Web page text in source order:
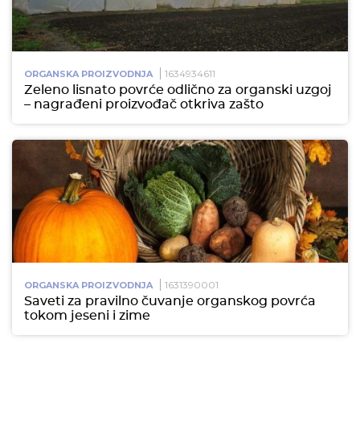
ORGANSKA PROIZVODNJA 1634934611
Zeleno lisnato povrće odlično za organski uzgoj
– nagrađeni proizvođač otkriva zašto
ORGANSKA PROIZVODNJA 1631390001
Saveti za pravilno čuvanje organskog povrća
tokom jeseni i zime